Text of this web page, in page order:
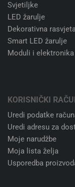
Svjetiljke
LED žarulje
Dekorativna
Smart LED žarulje
Moduli i elektronika
KORISNIČKI
Uredi podatke
Uredi adresu za
Moje narudžbe
Moja lista želja
Usporedba